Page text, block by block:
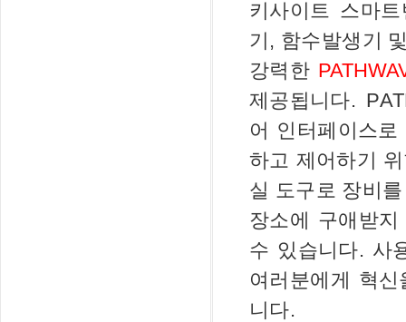
키사이트 스마
기, 함수발생기
강력한 P
제공됩니다. P
어 인터페이스
하고 제어하기
실 도구로 장비
장소에 구애받
수 있습니다. 사
여러분에게 혁
니다.